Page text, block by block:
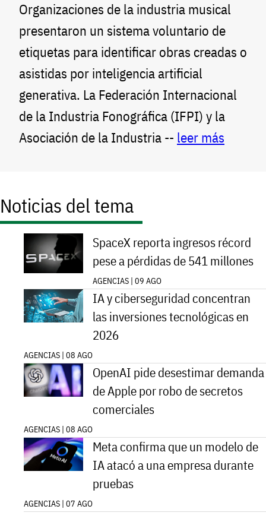
Organizaciones de la industria musical
presentaron un sistema voluntario de
etiquetas para identificar obras creadas o
asistidas por inteligencia artificial
generativa. La Federación Internacional
de la Industria Fonográfica (IFPI) y la
Asociación de la Industria -- leer más
Noticias del tema
SpaceX reporta ingresos récord
pese a pérdidas de 541 millones
AGENCIAS | 09 AGO
IA y ciberseguridad concentran
las inversiones tecnológicas en
2026
AGENCIAS | 08 AGO
OpenAI pide desestimar demanda
de Apple por robo de secretos
comerciales
AGENCIAS | 08 AGO
Meta confirma que un modelo de
IA atacó a una empresa durante
pruebas
AGENCIAS | 07 AGO